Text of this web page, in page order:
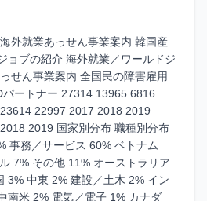
外就業あっせん事業案内 韓国産
ョブの紹介 海外就業／ワールドジ
せん事業案内 全国民の障害雇用
ートナー 27314 13965 6816
22997 2017 2018 2019
2019 国家別分布 職種別分布
事務／サービス 60% ベトナム
7% その他 11% オーストラリア
3% 中東 2% 建設／土木 2% イン
南米 2% 電気／電子 1% カナダ